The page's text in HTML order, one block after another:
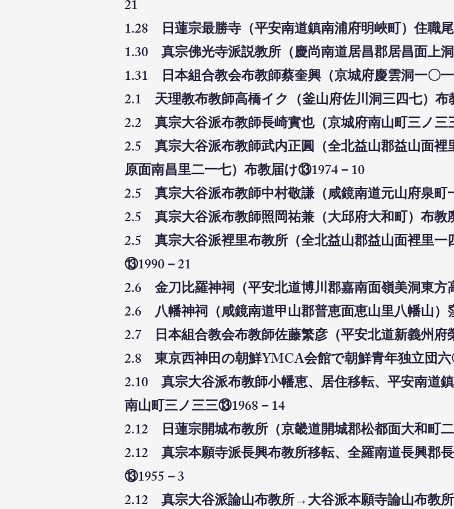
21
1.28 日蓮宗最勝寺（平安南道鎮南浦府明峽町）住職
1.30 真宗佛光寺派説教所（慶尚南道居昌郡居昌面上
1.31 日本組合教会布教師蔡奎興（京城府慶雲洞一〇
2.1 天理教布教師高橋イク（釜山府佐川洞三四七）
2.2 真宗大谷派布教師長崎實也（京城府南山町三ノ
2.5 真宗大谷派布教師武内正圓（全北益山郡益山面
原面南昌里二一七）布教届け⑬1974－10
2.5 真宗大谷派布教師中村敬謙（咸鏡南道元山府泉
2.5 真宗大谷派布教師照岡祐兼（大邱府大和町）布教
2.5 真宗大谷派裡里布教所（全北益山郡益山面裡里
⑬1990－21
2.6 金刀比羅神祠（平安北道博川郡嘉南面嶺美洞東
2.6 八幡神祠（咸鏡南道甲山郡普恵面恵山里八幡山）
2.7 日本組合教会布教師佐藤繁彦（平安北道新義州
2.8 東京西神田の朝鮮YMCA会館で朝鮮青年独立団
2.10 真宗大谷派布教師小幡恵、居住移転、平安南道
南山町三ノ三三⑬1968－14
2.12 日蓮宗開城布教所（京畿道開城郡松都面大和町
2.12 真宗本願寺派長興布教所移転、全羅南道長興郡
⑬1955－3
2.12 真宗大谷派論山布教所→大谷派本願寺論山布教